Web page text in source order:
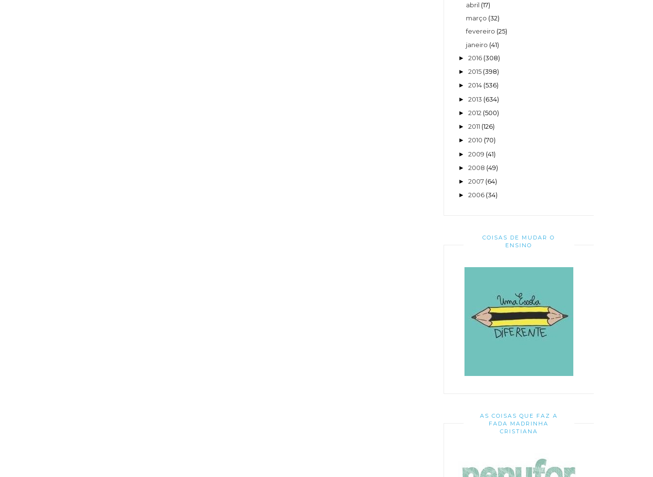
abril (17)
março (32)
fevereiro (25)
janeiro (41)
► 2016 (308)
► 2015 (398)
► 2014 (536)
► 2013 (634)
► 2012 (500)
► 2011 (126)
► 2010 (70)
► 2009 (41)
► 2008 (49)
► 2007 (64)
► 2006 (34)
COISAS DE MUDAR O
ENSINO
AS COISAS QUE FAZ A
FADA MADRINHA
CRISTIANA